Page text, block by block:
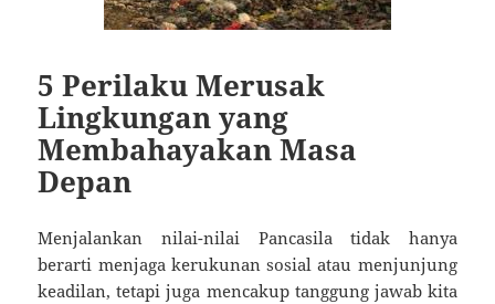
5 Perilaku Merusak
Lingkungan yang
Membahayakan Masa
Depan
Menjalankan nilai-nilai Pancasila tidak hanya
berarti menjaga kerukunan sosial atau menjunjung
keadilan, tetapi juga mencakup tanggung jawab kita